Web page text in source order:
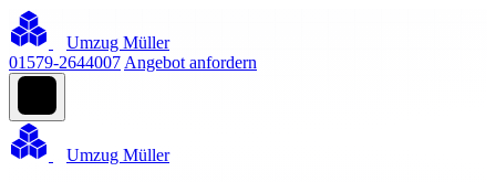
Umzug Müller
01579-2644007 Angebot anfordern
Umzug Müller